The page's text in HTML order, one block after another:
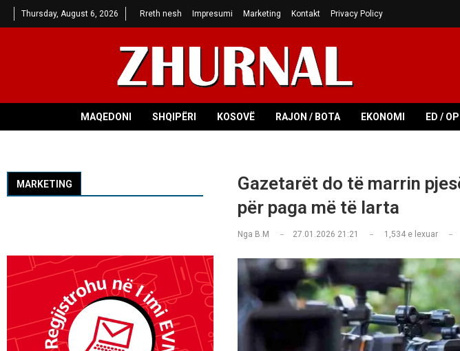
Thursday, August 6, 2026 Rreth nesh Impresumi Marketing Kontakt Privacy Policy
MAQEDONI SHQIPËRI KOSOVË RAJON / BOTA EKONOMI ED / OP
Gazetarët do të marrin
për paga më të larta
Nga B.M 27.01.2026 21:21 1,534e lexuar
MARKETING